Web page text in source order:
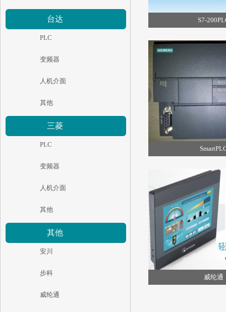
台达
PLC
变频器
人机介面
其他
三菱
PLC
变频器
人机介面
其他
其他
安川
步科
威纶通
S7-
威纶通